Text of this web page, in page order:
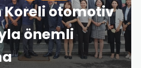
Koreli otomotiv
önemli